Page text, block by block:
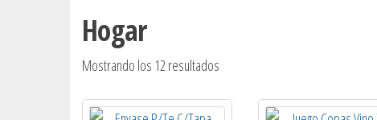
Hogar
Mostrando los 12 resultados
popularidad